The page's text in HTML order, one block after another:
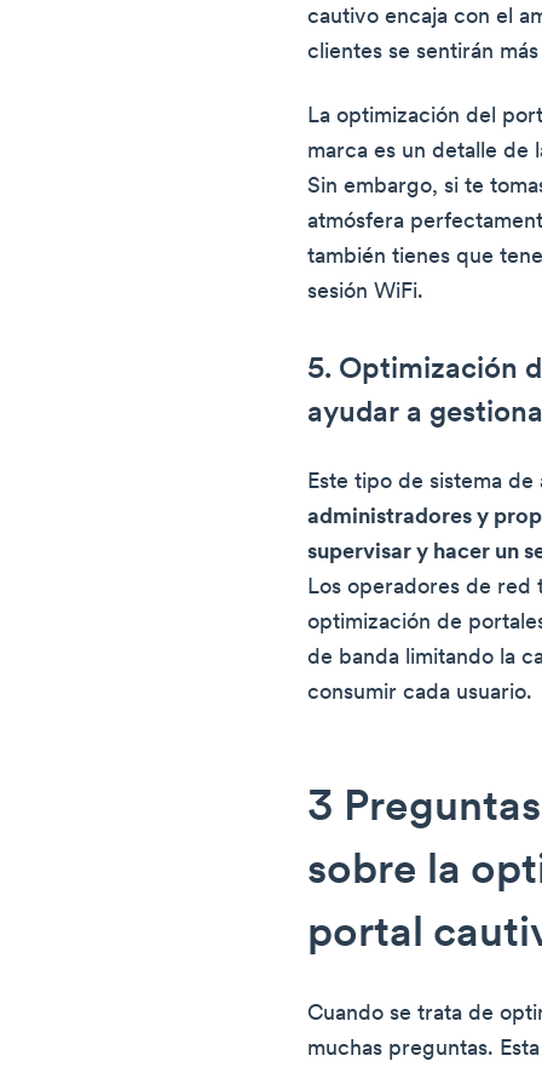
cautivo encaja con el
clientes se sentirán
La optimización del
marca es un detalle de
Sin embargo, si te
atmósfera
también tienes que
sesión WiFi.
5. Optimización
ayudar a
Este tipo de sistema
administradores y
supervisar y hacer un
Los operadores de red
optimización de
de banda limitando la
consumir cada usuario.
3
sobre la
portal
Cuando se trata de
muchas preguntas.